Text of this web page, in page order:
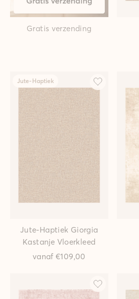
Gratis verzending
Jute-Haptiek
Jute-Haptiek Giorgia
Kastanje Vloerkleed
vanaf€109,00